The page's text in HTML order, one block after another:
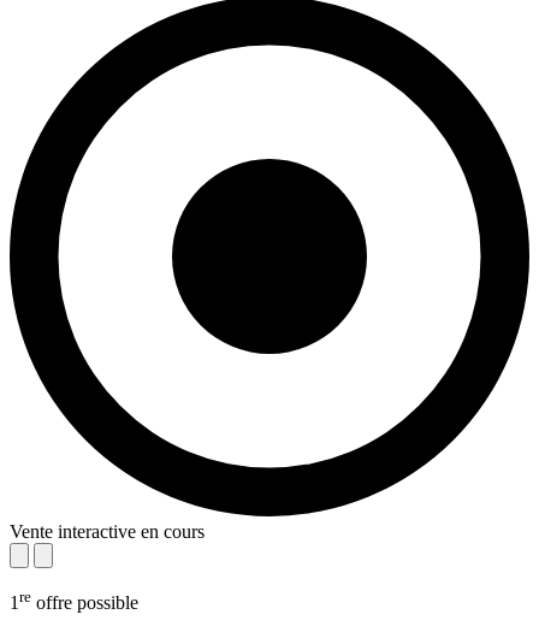
Vente interactive en cours
1re offre possible